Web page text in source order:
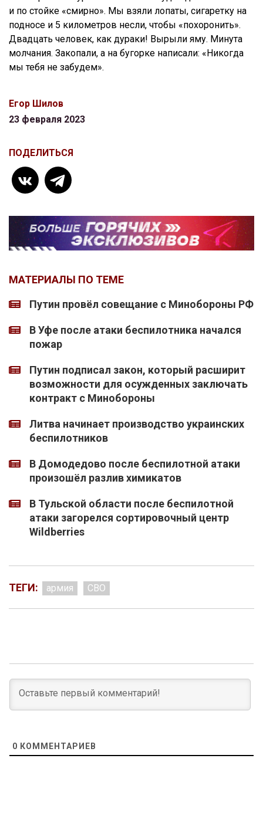
и по стойке «смирно». Мы взяли лопаты, сигаретку на
подносе и 5 километров несли, чтобы «похоронить».
Двадцать человек, как дураки! Вырыли яму. Минута
молчания. Закопали, а на бугорке написали: «Никогда
мы тебя не забудем».
Егор Шилов
23 февраля 2023
ПОДЕЛИТЬСЯ
МАТЕРИАЛЫ ПО ТЕМЕ
Путин провёл совещание с Минобороны РФ
В Уфе после атаки беспилотника начался
пожар
Путин подписал закон, который расширит
возможности для осужденных заключать
контракт с Минобороны
Литва начинает производство украинских
беспилотников
В Домодедово после беспилотной атаки
произошёл разлив химикатов
В Тульской области после беспилотной
атаки загорелся сортировочный центр
Wildberries
ТЕГИ: армия СВО
0 КОММЕНТАРИЕВ